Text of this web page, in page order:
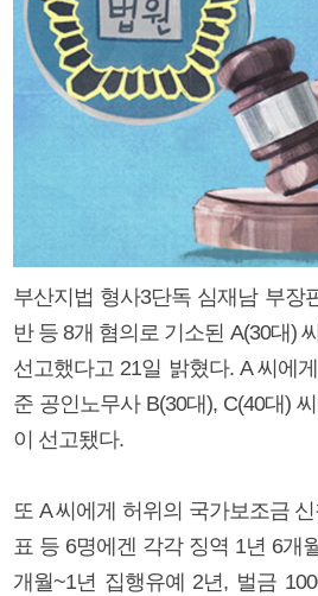
부산지법 형사3단독 심재남 부장
반 등 8개 혐의로 기소된 A(30대)
선고했다고 21일 밝혔다. A 씨에
준 공인노무사 B(30대), C(40대)
이 선고됐다.
또 A 씨에게 허위의 국가보조금
표 등 6명에겐 각각 징역 1년 6개
개월~1년 집행유예 2년, 벌금